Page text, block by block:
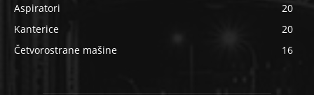
Aspiratori
20
Kanterice
20
Četvorostrane mašine
16